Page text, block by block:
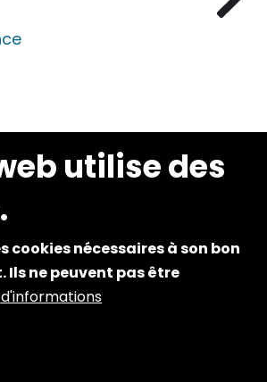
utilise des
cookies nécessaires à son bon
ne peuvent pas être
d'informations
connaître
supérieur de formation
pour l'éducation inclusive